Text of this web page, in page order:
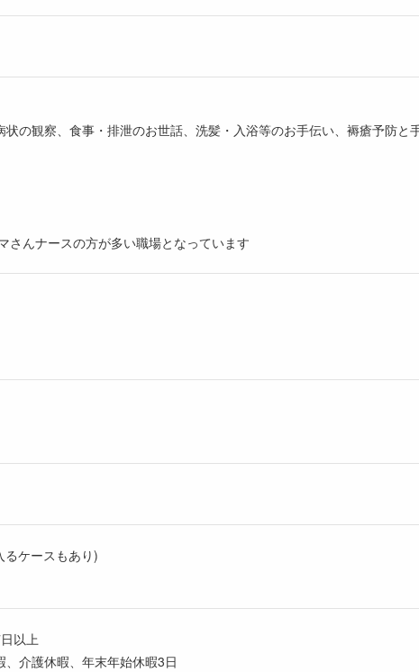
状の観察、食事・排泄のお世話、洗髪・入浴等のお手伝い、褥瘡予防
さんナースの方が多い職場となっています
ケースもあり)
以上
介護休暇、年末年始休暇3日